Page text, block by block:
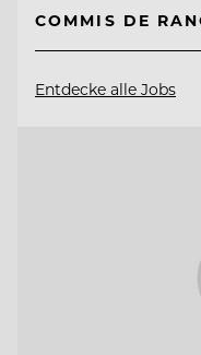
COMMIS DE
Entdecke alle Jobs